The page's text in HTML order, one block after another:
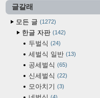
글갈래
모든 글
1272
한글 자판 142
두벌식 24
세벌식 일반 13
공세벌식 65
신세벌식 22
모아치기 3